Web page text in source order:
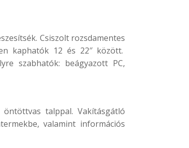
Csiszolt rozsdamentes
kaphatók 12 és 22″ között.
szabhatók: beágyazott PC,
talppal. Vakításgátló
valamint információs